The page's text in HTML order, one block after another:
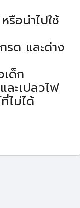
อนำไปใช้
รด และด่าง
ด็ก
ละเปลวไฟ
ไม่ได้